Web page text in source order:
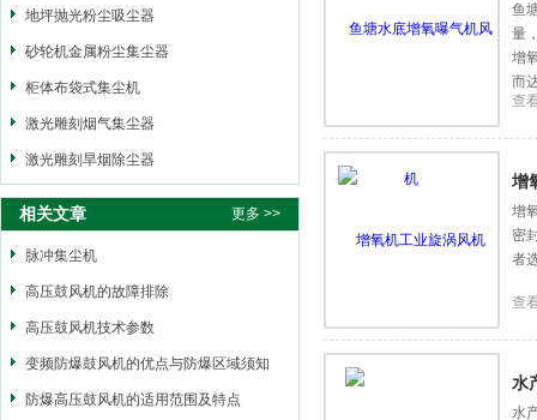
地坪抛光粉尘吸尘器
砂轮机金属粉尘集尘器
柜体布袋式集尘机
激光雕刻烟气集尘器
激光雕刻旱烟除尘器
相关文章 更多 >>
脉冲集尘机
高压鼓风机的故障排除
高压鼓风机技术参数
变频防爆鼓风机的优点与防爆区域须知
防爆高压鼓风机的适用范围及特点
鱼
量
增
而
查
增
增
密
者
查
水
水